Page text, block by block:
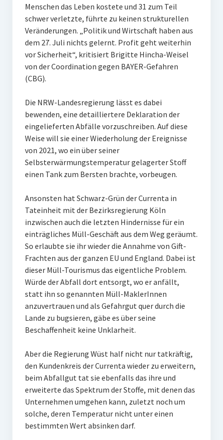
Menschen das Leben kostete und 31 zum Teil
schwer verletzte, führte zu keinen strukturellen
Veränderungen. „Politik und Wirtschaft haben aus
dem 27. Juli nichts gelernt. Profit geht weiterhin
vor Sicherheit“, kritisiert Brigitte Hincha-Weisel
von der Coordination gegen BAYER-Gefahren
(CBG).
Die NRW-Landesregierung lässt es dabei
bewenden, eine detailliertere Deklaration der
eingelieferten Abfälle vorzuschreiben. Auf diese
Weise will sie einer Wiederholung der Ereignisse
von 2021, wo ein über seiner
Selbsterwärmungstemperatur gelagerter Stoff
einen Tank zum Bersten brachte, vorbeugen.
Ansonsten hat Schwarz-Grün der Currenta in
Tateinheit mit der Bezirksregierung Köln
inzwischen auch die letzten Hindernisse für ein
einträgliches Müll-Geschäft aus dem Weg geräumt.
So erlaubte sie ihr wieder die Annahme von Gift-
Frachten aus der ganzen EU und England. Dabei ist
dieser Müll-Tourismus das eigentliche Problem.
Würde der Abfall dort entsorgt, wo er anfällt,
statt ihn so genannten Müll-MaklerInnen
anzuvertrauen und als Gefahrgut quer durch die
Lande zu bugsieren, gäbe es über seine
Beschaffenheit keine Unklarheit.
Aber die Regierung Wüst half nicht nur tatkräftig,
den Kundenkreis der Currenta wieder zu erweitern,
beim Abfallgut tat sie ebenfalls das ihre und
erweiterte das Spektrum der Stoffe, mit denen das
Unternehmen umgehen kann, zuletzt noch um
solche, deren Temperatur nicht unter einen
bestimmten Wert absinken darf.